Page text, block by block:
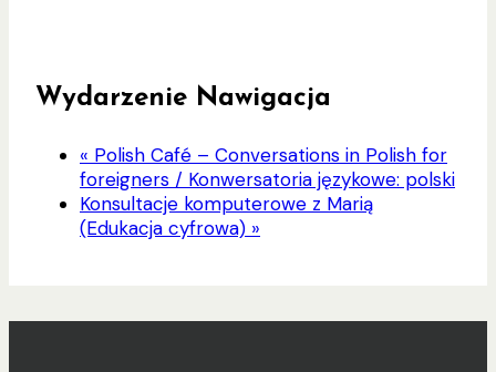
Wydarzenie Nawigacja
« Polish Café – Conversations in Polish for
foreigners / Konwersatoria językowe: polski
Konsultacje komputerowe z Marią
(Edukacja cyfrowa) »